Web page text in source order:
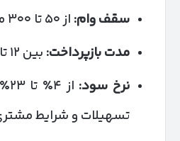
سقف وام: از ۵۰ تا ۳۰۰ میلیون تومان
مدت بازپرداخت: بین ۱۲ تا ۶۰ ماه
نرخ سود:
تسهیلات و شرایط